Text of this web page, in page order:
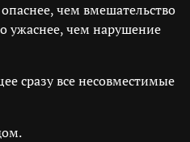
чем вмешательство
ужаснее, чем нарушение
сразу все несовместимые